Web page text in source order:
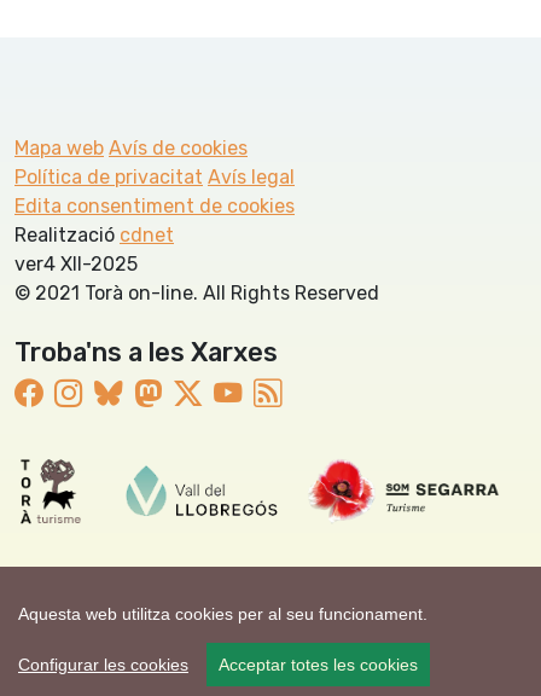
Aquesta web utilitza cookies per al seu funcionament.
Configurar les cookies Acceptar totes les cookies
Mapa web Avís de cookies
Política de privacitat Avís legal
Edita consentiment de cookies
Realització cdnet
ver4 XII-2025
© 2021 Torà on-line. All Rights Reserved
Troba'ns a les Xarxes